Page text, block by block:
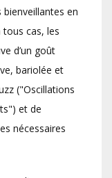
en
tous cas, les
d’un goût
bariolée et
("Oscillations
et de
nécessaires